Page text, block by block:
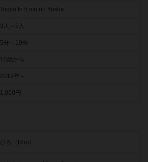
Togijo to 5 nin no Yusha
3人～5人
5分～10分
10歳から
2019年～
1,000円
ひろ（Hiro）